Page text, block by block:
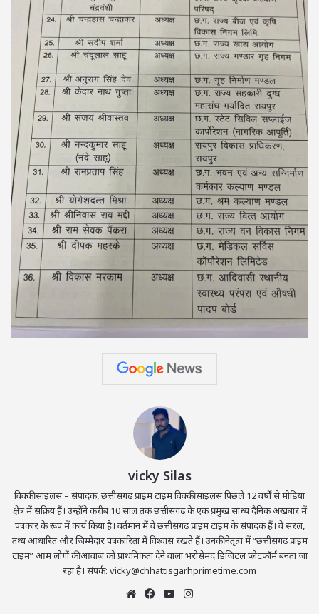
vicky Silas
विक्की साइलस – संपादक, छत्तीसगढ़ प्राइम टाइम विक्की साइलस पिछले 12 वर्षों से मीडिया
क्षेत्र में सक्रिय हैं। उन्होंने करीब 10 साल तक छत्तीसगढ़ के एक प्रमुख सांध्य दैनिक अखबार में
पत्रकार के रूप में कार्य किया है। वर्तमान में वे छत्तीसगढ़ प्राइम टाइम के संपादक हैं। वे सरल,
तथ्य आधारित और जिम्मेदार पत्रकारिता में विश्वास रखते हैं। उनकी नेतृत्व में “छत्तीसगढ़ प्राइम
टाइम” आम लोगों की आवाज़ को प्राथमिकता देने वाला भरोसेमंद डिजिटल प्लेटफॉर्म बनता जा
रहा है। संपर्क: vicky@chhattisgarhprimetime.com
WebsiteFacebookYouTube